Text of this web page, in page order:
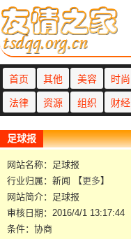
首页 其他 美容 时尚
法律 资源 组织 财经
足球报
网站名称：足球报
行业归属：新闻 【更多】
网站简介：足球报
审核日期：2016/4/1 13:17:44
条件：协商